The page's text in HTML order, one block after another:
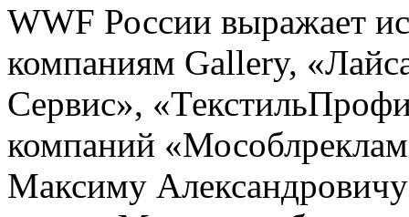
WWF России выражает
компаниям Gallery,
Сервис»,
компаний
Максиму